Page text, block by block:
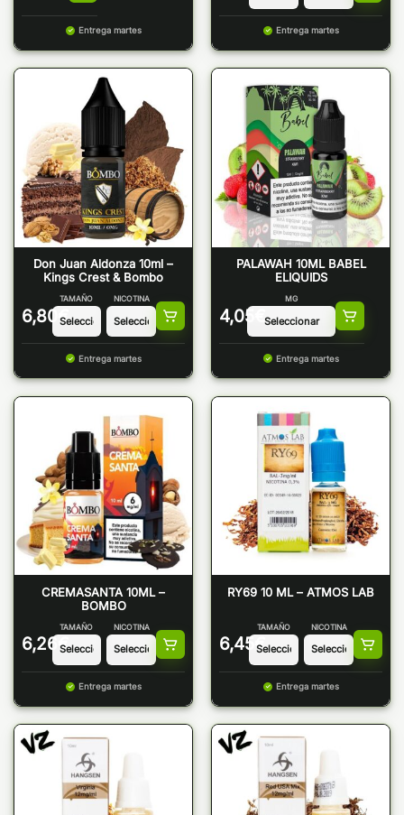
Entrega martes Entrega martes
Don Juan Aldonza 10ml –
Kings Crest & Bombo
6,80 €
TAMAÑO NICOTINA
Entrega martes
PALAWAH 10ML BABEL
ELIQUIDS
4,05 €
MG
Entrega martes
CREMASANTA 10ML –
BOMBO
6,26 €
TAMAÑO NICOTINA
Entrega martes
RY69 10 ML – ATMOS LAB
6,45 €
TAMAÑO NICOTINA
Entrega martes